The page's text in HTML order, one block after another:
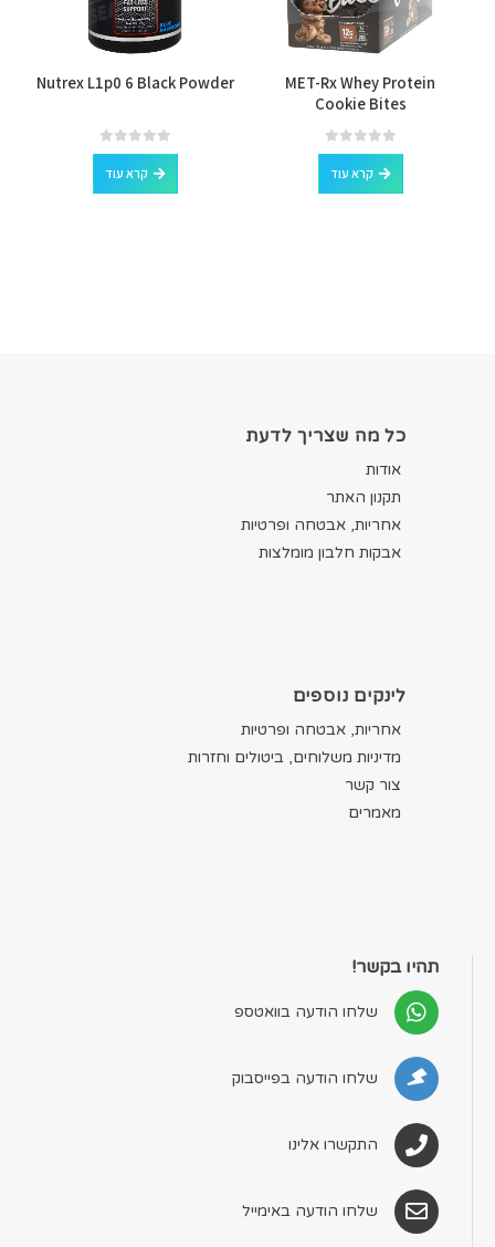
MET-Rx Whey Protein
Cookie Bites
0
out of 5
קרא עוד
Nutrex L1p0 6 Black Powder
0
out of 5
קרא עוד
כל מה שצריך לדעת
אודות
תקנון האתר
אחריות, אבטחה ופרטיות
אבקות חלבון מומלצות
לינקים נוספים
אחריות, אבטחה ופרטיות
מדיניות משלוחים, ביטולים וחזרות
צור קשר
מאמרים
תהיו בקשר!
שלחו הודעה בוואטספ
שלחו הודעה בפייסבוק
התקשרו אלינו
שלחו הודעה באימייל